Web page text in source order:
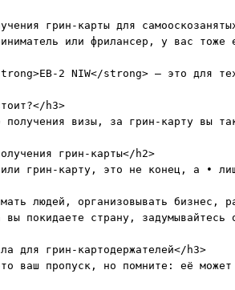
грин-карты для
или фрилансер, у вас
2 NIW</strong> — это для
h3>
получения визы, за грин-карту вы
грин-карты</h2>
грин-карту, это не конец, а •
людей, организовывать бизнес,
вы покидаете страну,
для грин-картодержателей</h3>
ваш пропуск, но помните: её